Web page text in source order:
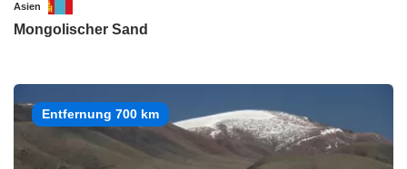
Asien
Mongolischer Sand
Entfernung 700 km